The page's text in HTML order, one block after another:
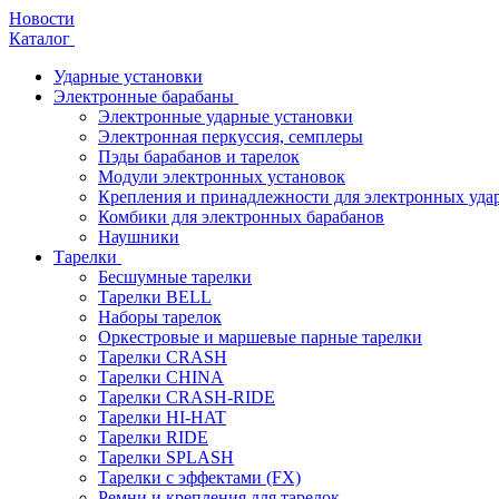
Новости
Каталог
Ударные установки
Электронные барабаны
Электронные ударные установки
Электронная перкуссия, семплеры
Пэды барабанов и тарелок
Модули электронных установок
Крепления и принадлежности для электронных
Комбики для электронных барабанов
Наушники
Тарелки
Бесшумные тарелки
Тарелки BELL
Наборы тарелок
Оркестровые и маршевые парные тарелки
Тарелки CRASH
Тарелки CHINA
Тарелки CRASH-RIDE
Тарелки HI-HAT
Тарелки RIDE
Тарелки SPLASH
Тарелки с эффектами (FX)